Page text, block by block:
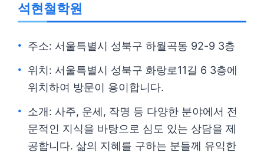
석현철학원
주소: 서울특별시 성북구 하월곡동 92-9 3층
위치: 서울특별시 성북구 화랑로11길 6 3층에
위치하여 방문이 용이합니다.
소개: 사주, 운세, 작명 등 다양한 분야에서 전
문적인 지식을 바탕으로 심도 있는 상담을 제
공합니다. 삶의 지혜를 구하는 분들께 유익한